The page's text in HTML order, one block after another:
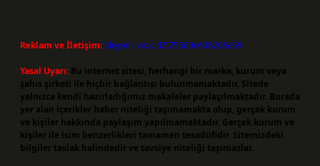
Reklam ve İletişim:Skype: live:.cid.575569c608265c69
Yasal Uyarı: Bu internet sitesi, herhangi bir marka, kurum veya
şahıs şirketi ile hiçbir bağlantısı bulunmamaktadır. Sitede
yalnızca kendi hazırladığımız makaleler paylaşılmaktadır. Burada
yer alan içerikler haber niteliği taşımamakta olup, gerçek kurum
ve kişiler hakkında paylaşım yapılmamaktadır. Gerçek kurum ve
kişiler ile isim benzerlikleri tamamen tesadüfidir. Sitemizdeki
bilgiler taslak halindedir ve tavsiye niteliği taşımazlar.